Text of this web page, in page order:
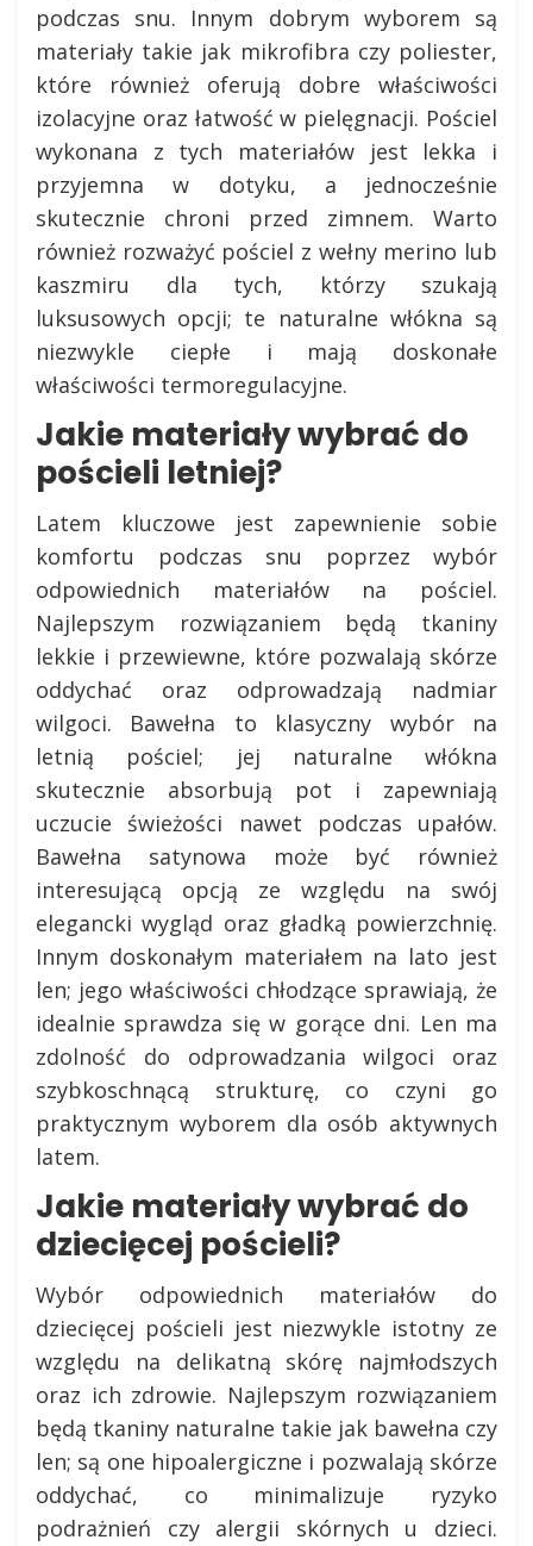
podczas snu. Innym dobrym wyborem są
materiały takie jak mikrofibra czy poliester,
które również oferują dobre właściwości
izolacyjne oraz łatwość w pielęgnacji. Pościel
wykonana z tych materiałów jest lekka i
przyjemna w dotyku, a jednocześnie
skutecznie chroni przed zimnem. Warto
również rozważyć pościel z wełny merino lub
kaszmiru dla tych, którzy szukają
luksusowych opcji; te naturalne włókna są
niezwykle ciepłe i mają doskonałe
właściwości termoregulacyjne.
Jakie materiały wybrać do
pościeli letniej?
Latem kluczowe jest zapewnienie sobie
komfortu podczas snu poprzez wybór
odpowiednich materiałów na pościel.
Najlepszym rozwiązaniem będą tkaniny
lekkie i przewiewne, które pozwalają skórze
oddychać oraz odprowadzają nadmiar
wilgoci. Bawełna to klasyczny wybór na
letnią pościel; jej naturalne włókna
skutecznie absorbują pot i zapewniają
uczucie świeżości nawet podczas upałów.
Bawełna satynowa może być również
interesującą opcją ze względu na swój
elegancki wygląd oraz gładką powierzchnię.
Innym doskonałym materiałem na lato jest
len; jego właściwości chłodzące sprawiają, że
idealnie sprawdza się w gorące dni. Len ma
zdolność do odprowadzania wilgoci oraz
szybkoschnącą strukturę, co czyni go
praktycznym wyborem dla osób aktywnych
latem.
Jakie materiały wybrać do
dziecięcej pościeli?
Wybór odpowiednich materiałów do
dziecięcej pościeli jest niezwykle istotny ze
względu na delikatną skórę najmłodszych
oraz ich zdrowie. Najlepszym rozwiązaniem
będą tkaniny naturalne takie jak bawełna czy
len; są one hipoalergiczne i pozwalają skórze
oddychać, co minimalizuje ryzyko
podrażnień czy alergii skórnych u dzieci.